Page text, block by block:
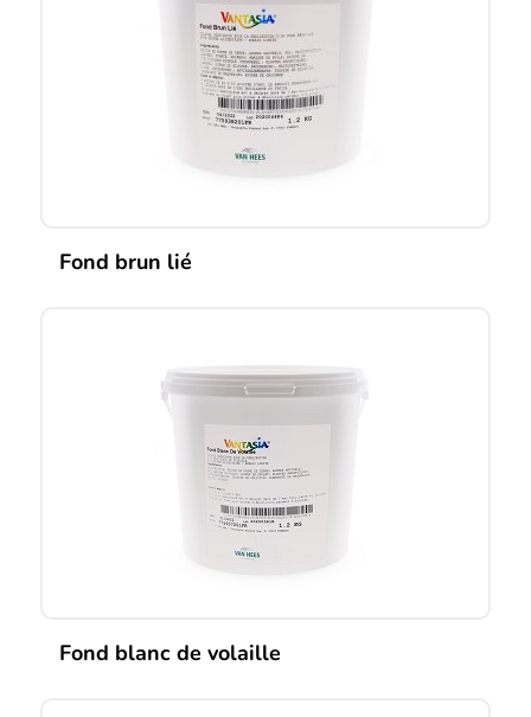
Fond brun lié
Fond blanc de volaille